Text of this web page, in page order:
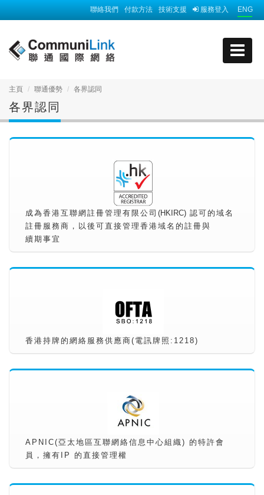
ENG
服務登入
技術支援
付款方法
聯絡我們
主頁 聯通優勢 各界認同
各界認同
成為香港互聯網註冊管理有限公司(HKIRC) 認可的域名
註冊服務商，以後可直接管理香港域名的註冊與
續期事宜
香港持牌的網絡服務供應商(電訊牌照:1218)
APNIC(亞太地區互聯網絡信息中心組織) 的特許會
員，擁有IP 的直接管理權